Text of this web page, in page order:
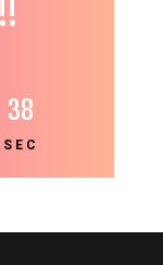
38
SEC